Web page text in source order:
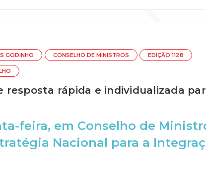
GODINHO CONSELHO DE MINISTROS EDIÇÃO 1128
resposta rápida e individualizada
feira, em Conselho de
Nacional para a